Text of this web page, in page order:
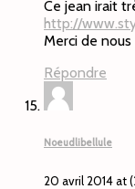
Ce jean irait
http://
Merci de nous
Répondre
Noeudlibellule
20 avril 2014 at